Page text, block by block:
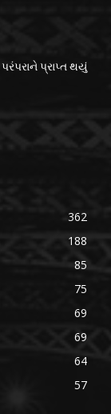
પ્રાપ્ત થયું
362
188
85
75
69
69
64
57